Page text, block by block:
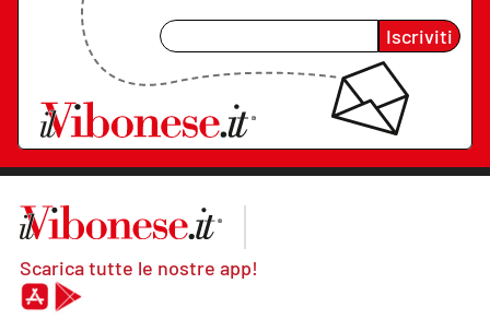
Iscriviti
Scarica tutte le nostre app!